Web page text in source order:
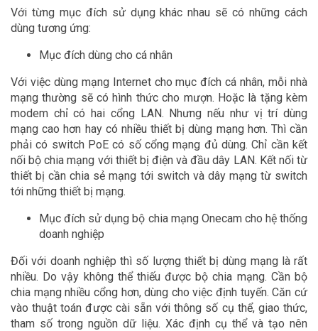
Với từng mục đích sử dụng khác nhau sẽ có những cách
dùng tương ứng:
Mục đích dùng cho cá nhân
Với việc dùng mạng Internet cho mục đích cá nhân, mỗi nhà
mạng thường sẽ có hình thức cho mượn. Hoặc là tặng kèm
modem chỉ có hai cổng LAN. Nhưng nếu như vị trí dùng
mạng cao hơn hay có nhiều thiết bị dùng mạng hơn. Thì cần
phải có switch PoE có số cổng mạng đủ dùng. Chỉ cần kết
nối bộ chia mạng với thiết bị điện và đầu dây LAN. Kết nối từ
thiết bị cần chia sẻ mạng tới switch và dây mạng từ switch
tới những thiết bị mạng.
Mục đích sử dụng bộ chia mạng Onecam cho hệ thống
doanh nghiệp
Đối với doanh nghiệp thì số lượng thiết bị dùng mạng là rất
nhiều. Do vậy không thể thiếu được bộ chia mạng. Cần bộ
chia mạng nhiều cổng hơn, dùng cho việc định tuyến. Căn cứ
vào thuật toán được cài sẵn với thông số cụ thể, giao thức,
tham số trong nguồn dữ liệu. Xác định cụ thể và tạo nên